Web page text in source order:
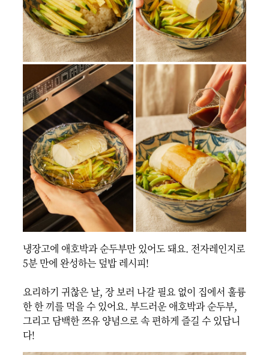
냉장고에 애호박과 순두부만 있어도 돼요. 전자레인지로
5분 만에 완성하는 덮밥 레시피!
요리하기 귀찮은 날, 장 보러 나갈 필요 없이 집에서 훌륭
한 한 끼를 먹을 수 있어요. 부드러운 애호박과 순두부,
그리고 담백한 쯔유 양념으로 속 편하게 즐길 수 있답니
다!